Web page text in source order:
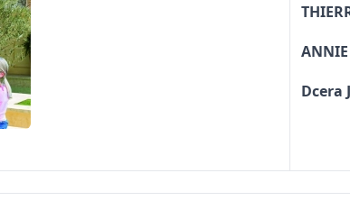
ANNIE
Dcera